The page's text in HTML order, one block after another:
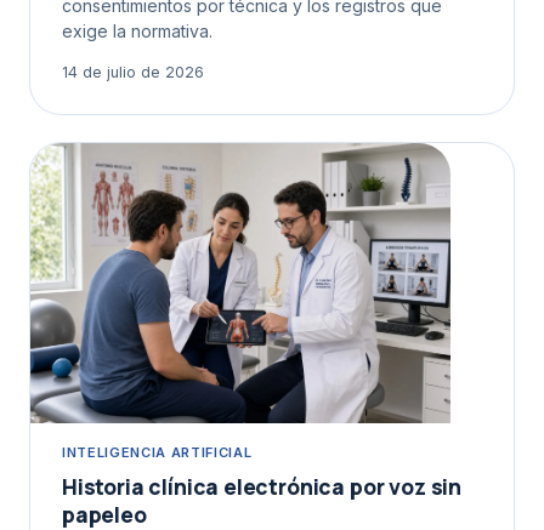
consentimientos por técnica y los registros que
exige la normativa.
14 de julio de 2026
INTELIGENCIA ARTIFICIAL
Historia clínica electrónica por voz sin
papeleo